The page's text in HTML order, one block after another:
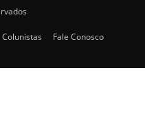
Colunistas
Fale Conosco